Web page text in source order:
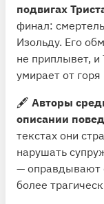
подвигах
финал:
Изольду. Его
не приплывет,
умирает от
🖋 Авторы
описании
текстах они
нарушать
— оправдывают
более